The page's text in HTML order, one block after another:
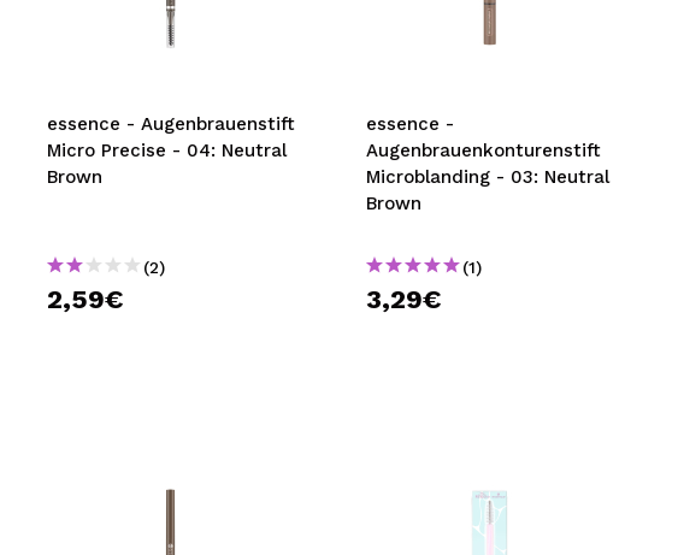
MAQUIFARMA
TRAVEL SIZE
NATURE
SPECIALS
OUTLET
essence - Augenbrauenstift
Micro Precise - 04: Neutral
Brown
(2)
2,59€
essence -
Augenbrauenkonturenstift
Microblanding - 03: Neutral
Brown
(1)
3,29€